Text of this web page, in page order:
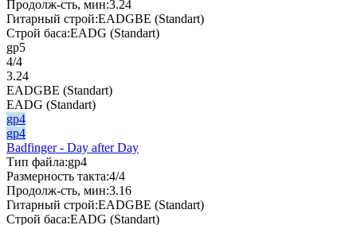
Продолж-сть, мин:3.24
Гитарный строй:EADGBE (Standart)
Строй баса:EADG (Standart)
gp5
4/4
3.24
EADGBE (Standart)
EADG (Standart)
gp4
gp4
Badfinger - Day after Day
Тип файла:gp4
Размерность такта:4/4
Продолж-сть, мин:3.16
Гитарный строй:EADGBE (Standart)
Строй баса:EADG (Standart)